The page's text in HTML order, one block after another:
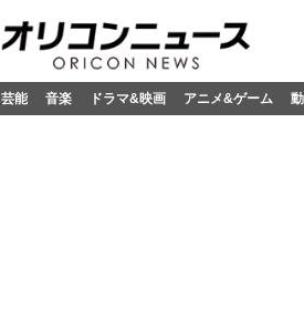
芸能 音楽 ドラマ&映画 アニメ&ゲーム